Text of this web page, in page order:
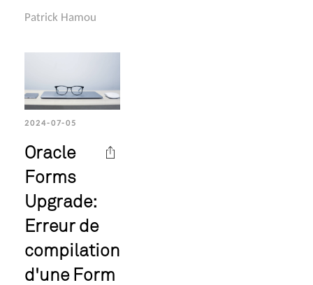
Patrick Hamou
2024-07-05
Oracle
Forms
Upgrade:
Erreur de
compilation
d'une Form